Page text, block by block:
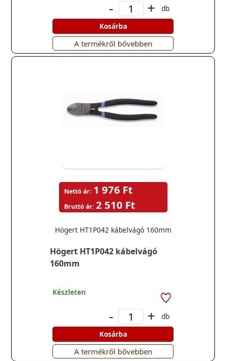
- +
db
Kosárba
A termékről bővebben
Högert HT1P042 kábelvágó
160mm
Högert HT1P042 kábelvágó 160mm
Nettó ár: 1 976 Ft
Bruttó ár: 2 510 Ft
Készleten
- +
db
Kosárba
A termékről bővebben